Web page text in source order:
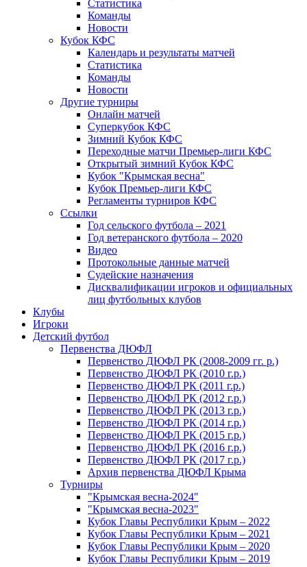
Статистика
Команды
Новости
Кубок КФС
Календарь и результаты матчей
Статистика
Команды
Новости
Другие турниры
Онлайн матчей
Суперкубок КФС
Зимний Кубок КФС
Переходные матчи Премьер-лиги КФС
Открытый зимний Кубок КФС
Кубок "Крымская весна"
Кубок Премьер-лиги КФС
Регламенты турниров КФС
Ссылки
Год сельского футбола – 2021
Год ветеранского футбола – 2020
Видео
Протокольные данные матчей
Судейские назначения
Дисквалификации игроков и официальных
лиц футбольных клубов
Клубы
Игроки
Детский футбол
Первенства ДЮФЛ
Первенство ДЮФЛ РК (2008-2009 гг. р.)
Первенство ДЮФЛ РК (2010 г.р.)
Первенство ДЮФЛ РК (2011 г.р.)
Первенство ДЮФЛ РК (2012 г.р.)
Первенство ДЮФЛ РК (2013 г.р.)
Первенство ДЮФЛ РК (2014 г.р.)
Первенство ДЮФЛ РК (2015 г.р.)
Первенство ДЮФЛ РК (2016 г.р.)
Первенство ДЮФЛ РК (2017 г.р.)
Архив первенства ДЮФЛ Крыма
Турниры
"Крымская весна-2024"
"Крымская весна-2023"
Кубок Главы Республики Крым – 2022
Кубок Главы Республики Крым – 2021
Кубок Главы Республики Крым – 2020
Кубок Главы Республики Крым – 2019